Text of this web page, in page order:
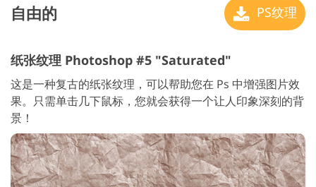
自由的 PS纹理
纸张纹理 Photoshop #5 "Saturated"
这是一种复古的纸张纹理，可以帮助您在 Ps 中增强图片效
果。只需单击几下鼠标，您就会获得一个让人印象深刻的背
景！